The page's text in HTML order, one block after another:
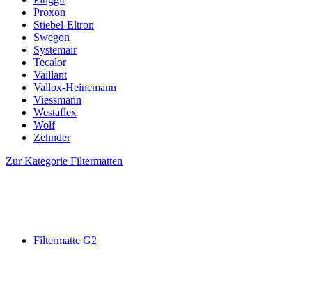
Proxon
Stiebel-Eltron
Swegon
Systemair
Tecalor
Vaillant
Vallox-Heinemann
Viessmann
Westaflex
Wolf
Zehnder
Zur Kategorie Filtermatten
Filtermatte G2